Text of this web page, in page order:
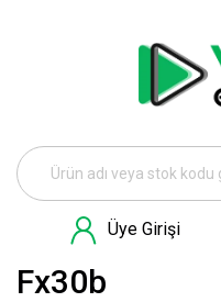
Üye Girişi
Fx30b